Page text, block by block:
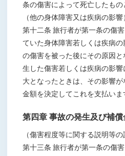
条の傷害によって死亡したもの
（他の身体障害又は疾病の影響
第十二条 旅行者が第一条の傷
ていた身体障害若しくは疾病
の傷害を被った後にその原因
生した傷害若しくは疾病の影
大となったときは、その影響
金額を決定してこれを支払いま
第四章 事故の発生及び補
（傷害程度等に関する説明等の
第十三条 旅行者が第一条の傷